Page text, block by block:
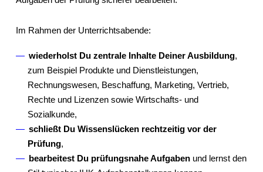
Im Rahmen der Unterrichtsabende:
wiederholst Du zentrale Inhalte Deiner Ausbildung,
zum Beispiel Produkte und Dienstleistungen,
Rechnungswesen, Beschaffung, Marketing, Vertrieb,
Rechte und Lizenzen sowie Wirtschafts- und
Sozialkunde,
schließt Du Wissenslücken rechtzeitig vor der
Prüfung,
bearbeitest Du prüfungsnahe Aufgabenund lernst den